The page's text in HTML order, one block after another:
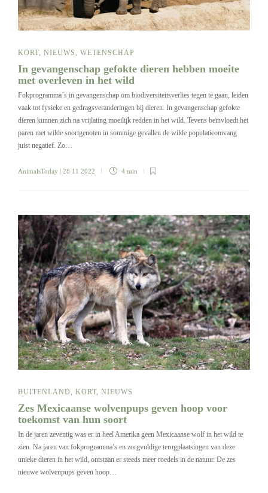
KORT, NIEUWS, WETENSCHAP
In gevangenschap gefokte dieren hebben moeite
met overleven in het wild
Fokprogramma´s in gevangenschap om biodiversiteitsverlies tegen te gaan, leiden
vaak tot fysieke en gedragsveranderingen bij dieren. In gevangenschap gefokte
dieren kunnen zich na vrijlating moeilijk redden in het wild. Tevens beïnvloedt het
paren met wilde soortgenoten in sommige gevallen de wilde populatieomvang
juist negatief. Zo…
AnimalsToday | 28 11 2022 4 min
BUITENLAND KORT NIEUWS
Zes Mexicaanse wolvenpups geven hoop voor
toekomst van hun soort
In de jaren zeventig was er in heel Amerika geen Mexicaanse wolf in het wild te
zien. Na jaren van fokprogramma’s en zorgvuldige terugplaatsingen van deze
unieke dieren in het wild, ontstaan er steeds meer roedels in de natuur. De zes
nieuwe wolvenpups geven hoop…